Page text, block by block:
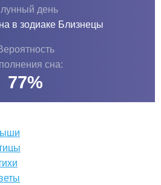
день
в зодиаке Близнецы
сна:
77%